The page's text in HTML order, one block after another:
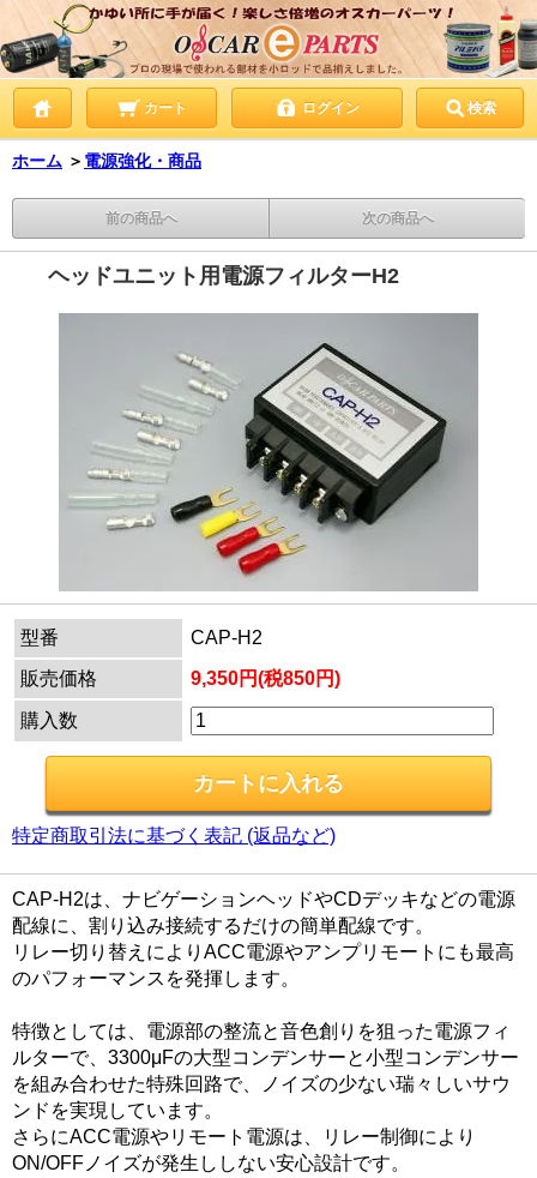
カート ログイン 検索
ホーム ＞ 電源強化・商品
前の商品へ 次の商品へ
ヘッドユニット用電源フィルターH2
型番
CAP-H2
販売価格
9,350円(税850円)
購入数
特定商取引法に基づく表記 (返品など)
CAP-H2は、ナビゲーションヘッドやCDデッキなどの電源
配線に、割り込み接続するだけの簡単配線です。
リレー切り替えによりACC電源やアンプリモートにも最高
のパフォーマンスを発揮します。
特徴としては、電源部の整流と音色創りを狙った電源フィ
ルターで、3300μFの大型コンデンサーと小型コンデンサー
を組み合わせた特殊回路で、ノイズの少ない瑞々しいサウ
ンドを実現しています。
さらにACC電源やリモート電源は、リレー制御により
ON/OFFノイズが発生ししない安心設計です。